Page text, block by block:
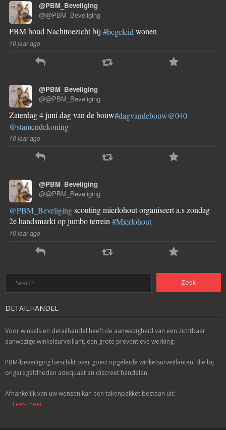
@PBM_Beveliging
@@PBM_Beveliging
PBM houd Nachttoezicht bij #begeleid wonen
10 jaar ago
@PBM_Beveliging
@@PBM_Beveliging
Zaterdag 4 juni dag van de bouw#dagvandebouw@040
@stamendekoning
10 jaar ago
@PBM_Beveliging
@@PBM_Beveliging
@PBM_Beveligingscouting mierlohout organiseert a.s zondag
2e handsmarkt op jumbo terrein #Mierlohout
10 jaar ago
DETAILHANDEL
Voor winkels en detailhandel heeft de aanwezigheid van een zichtbaar
aanwezige winkelsurveillant, een grote preventieve werking.
PBM-beveiliging beschikt over goed opgeleide winkelsurveillanten, die bij
ongeregeldheden adequaat en discreet handelen.
Afhankelijk van uw wensen kan een takenpakket bestaan uit:
.... Lees meer